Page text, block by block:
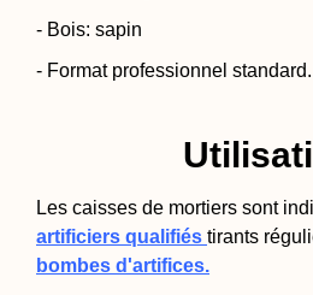
- Bois: sapin
- Format professionnel standard.
Les caisses de mortiers sont
artificiers qualifiés tirants
bombes d'artifices.